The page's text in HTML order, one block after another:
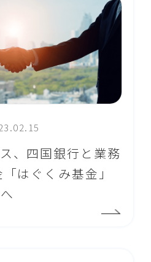
、四国銀行と業務
はぐくみ基金」